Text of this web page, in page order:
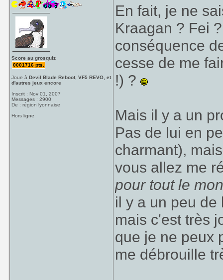
Score au grosquiz
0001716 pts.
Joue àDevil Blade Reboot, VF5 REVO, et
d'autres jeux encore
Inscrit : Nov 01, 2007
Messages : 2900
De : région lyonnaise
Hors ligne
En fait, je ne
Kraagan ? Fei
conséquence
cesse de me
!) ?
Mais il y a un
Pas de lui en
charmant),
vous allez me
pour tout le
il y a un peu
mais c'est très
que je ne peux
me débrouille